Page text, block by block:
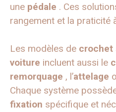
une pédale . Ces
rangement et la praticité
Les modèles de crochet
voiture incluent aussi le
remorquage , l’attelage
Chaque système
fixation spécifique et